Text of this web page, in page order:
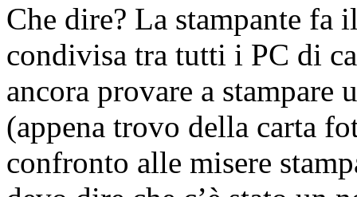
Che dire? La stampante fa
condivisa tra tutti i PC di
ancora provare a stampare
(appena trovo della carta
confronto alle misere